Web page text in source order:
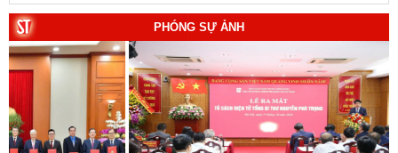
từng khoảnh khắc (Song ngữ Việt - Anh). Tác giả: Tập
thể tác giả.
9. Đường Hồ Chí Minh trên biển - Bản hùng ca bất diệt
của dân tộc Việt Nam. Tác giả: TS. Vũ Trọng Hùng
(Viện Lịch sử Đảng).
10. Một vành đai, một con đường: Hành trình dài của
Trung Quốc đến năm 2049 (Sách tham khảo).Tác
PHÓNG SỰ ẢNH